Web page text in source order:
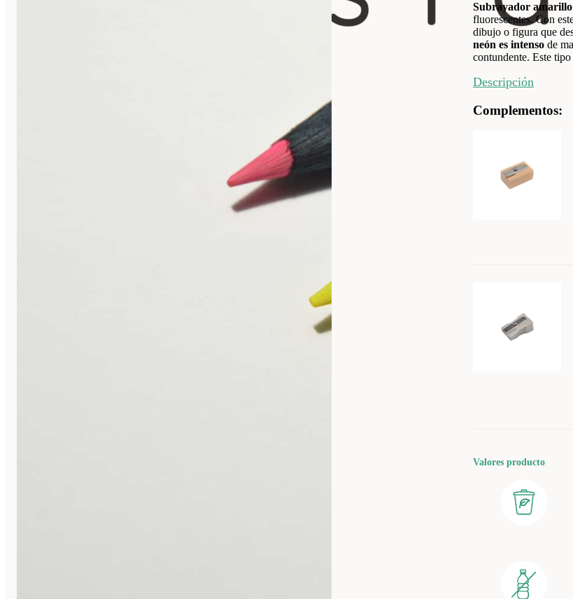
Subrayador
fluorescentes. Con
dibujo o figura que
neón es intenso de
contundente. Este
Descripción
Complementos:
Valores producto